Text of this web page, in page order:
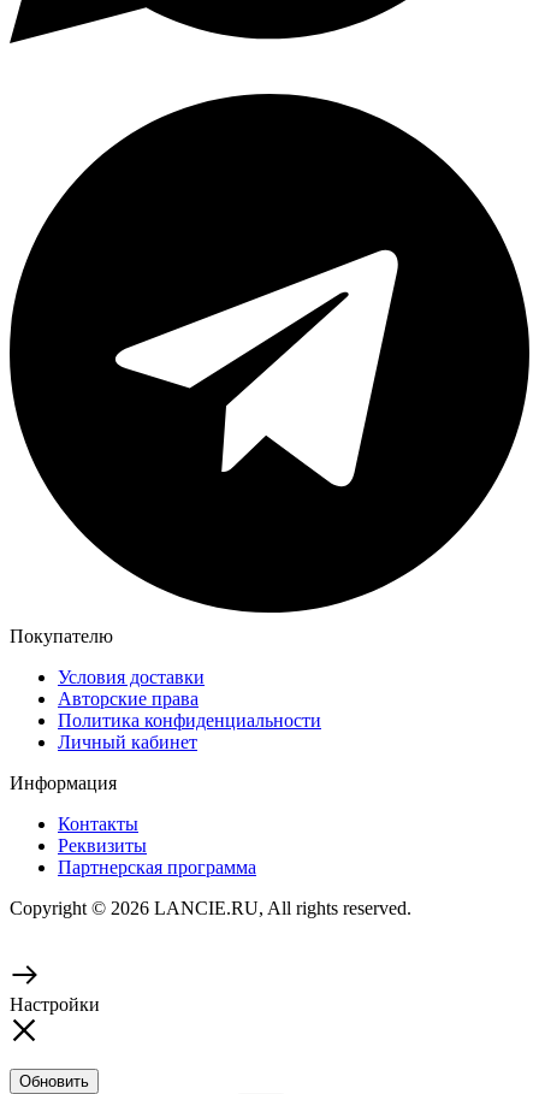
Покупателю
Условия доставки
Авторские права
Политика конфиденциальности
Личный кабинет
Информация
Контакты
Реквизиты
Партнерская программа
Copyright © 2026 LANCIE.RU, All rights reserved.
Настройки
Обновить